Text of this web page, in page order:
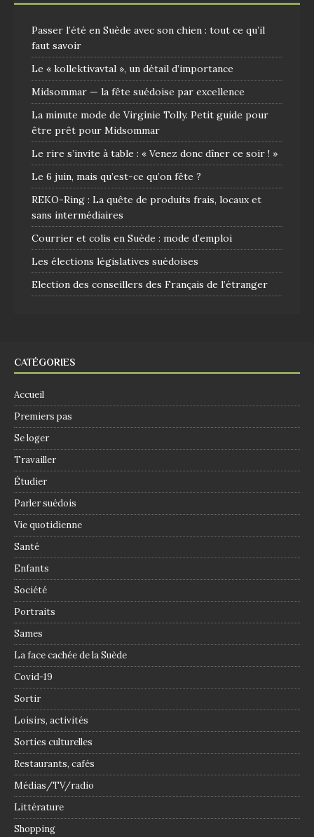
Passer l’été en Suède avec son chien : tout ce qu’il
faut savoir
Le « kollektivavtal », un détail d’importance
Midsommar — la fête suédoise par excellence
La minute mode de Virginie Tolly. Petit guide pour
être prêt pour Midsommar
Le rire s’invite à table : « Venez donc dîner ce soir ! »
Le 6 juin, mais qu’est-ce qu’on fête ?
REKO-Ring : La quête de produits frais, locaux et
sans intermédiaires
Courrier et colis en Suède : mode d’emploi
Les élections législatives suédoises
Election des conseillers des Français de l’étranger
CATÉGORIES
Accueil
Premiers pas
Se loger
Travailler
Étudier
Parler suédois
Vie quotidienne
Santé
Enfants
Société
Portraits
Sames
La face cachée de la Suède
Covid-19
Sortir
Loisirs, activités
Sorties culturelles
Restaurants, cafés
Médias/TV/radio
Littérature
Shopping